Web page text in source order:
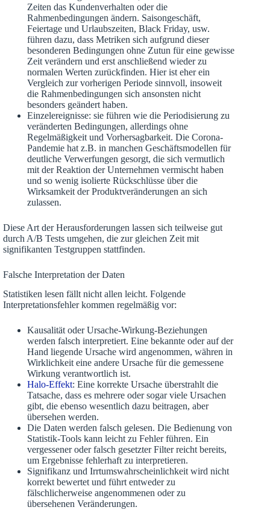
Zeiten das Kundenverhalten oder die
Rahmenbedingungen ändern. Saisongeschäft,
Feiertage und Urlaubszeiten, Black Friday, usw.
führen dazu, dass Metriken sich aufgrund dieser
besonderen Bedingungen ohne Zutun für eine gewisse
Zeit verändern und erst anschließend wieder zu
normalen Werten zurückfinden. Hier ist eher ein
Vergleich zur vorherigen Periode sinnvoll, insoweit
die Rahmenbedingungen sich ansonsten nicht
besonders geändert haben.
Einzelereignisse: sie führen wie die Periodisierung zu
veränderten Bedingungen, allerdings ohne
Regelmäßigkeit und Vorhersagbarkeit. Die Corona-
Pandemie hat z.B. in manchen Geschäftsmodellen für
deutliche Verwerfungen gesorgt, die sich vermutlich
mit der Reaktion der Unternehmen vermischt haben
und so wenig isolierte Rückschlüsse über die
Wirksamkeit der Produktveränderungen an sich
zulassen.
Diese Art der Herausforderungen lassen sich teilweise gut
durch A/B Tests umgehen, die zur gleichen Zeit mit
signifikanten Testgruppen stattfinden.
Falsche Interpretation der Daten
Statistiken lesen fällt nicht allen leicht. Folgende
Interpretationsfehler kommen regelmäßig vor:
Kausalität oder Ursache-Wirkung-Beziehungen
werden falsch interpretiert. Eine bekannte oder auf der
Hand liegende Ursache wird angenommen, währen in
Wirklichkeit eine andere Ursache für die gemessene
Wirkung verantwortlich ist.
Halo-Effekt: Eine korrekte Ursache überstrahlt die
Tatsache, dass es mehrere oder sogar viele Ursachen
gibt, die ebenso wesentlich dazu beitragen, aber
übersehen werden.
Die Daten werden falsch gelesen. Die Bedienung von
Statistik-Tools kann leicht zu Fehler führen. Ein
vergessener oder falsch gesetzter Filter reicht bereits,
um Ergebnisse fehlerhaft zu interpretieren.
Signifikanz und Irrtumswahrscheinlichkeit wird nicht
korrekt bewertet und führt entweder zu
fälschlicherweise angenommenen oder zu
übersehenen Veränderungen.